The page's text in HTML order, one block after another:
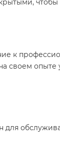
чтобы
к
своем опыте
для